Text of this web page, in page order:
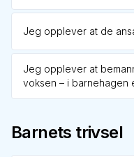
Jeg opplever at de
Jeg opplever at
voksen – i barnehagen
Barnets trivsel